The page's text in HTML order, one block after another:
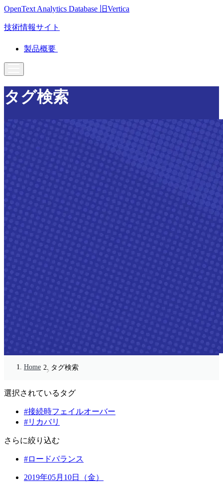
OpenText Analytics Database 旧Vertica
技術情報サイト
製品概要
タグ検索
Home タグ検索
選択されているタグ
#接続時フェイルオーバー
#リカバリ
さらに絞り込む
#ロードバランス
2019年05月10日（金）